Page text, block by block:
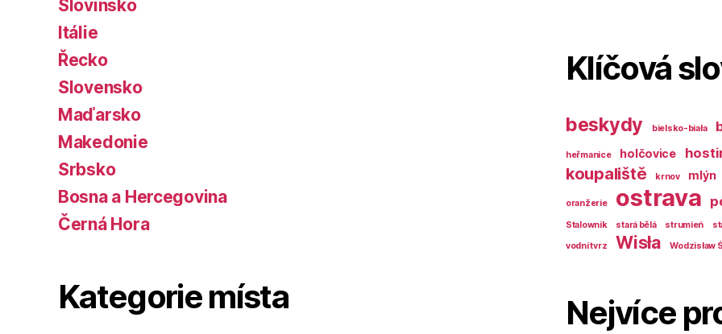
Slovinsko
Itálie
Řecko
Slovensko
Maďarsko
Makedonie
Srbsko
Bosna a Hercegovina
Černá Hora
Kategorie místa
Klíčová
beskydy bielsko-biała
heřmanice holčovice
koupaliště krnov mlýn
oranžerie ostrava
Stalownik stará bělá strumień
vodní tvrz
Wisła Wodzisław
Nejvíce